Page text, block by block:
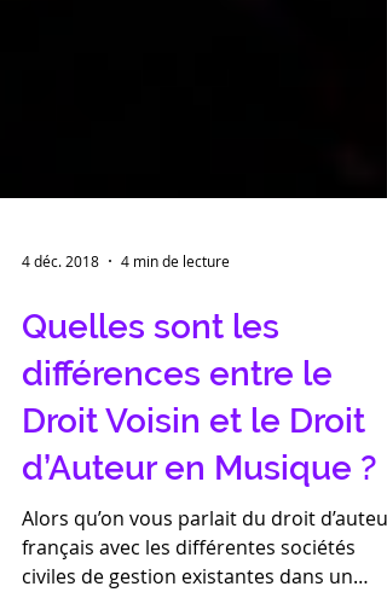
4 déc. 2018 4 min de lecture
Quelles sont les
différences entre le
Droit Voisin et le Droit
d’Auteur en Musique ?
Alors qu’on vous parlait du droit d’auteur